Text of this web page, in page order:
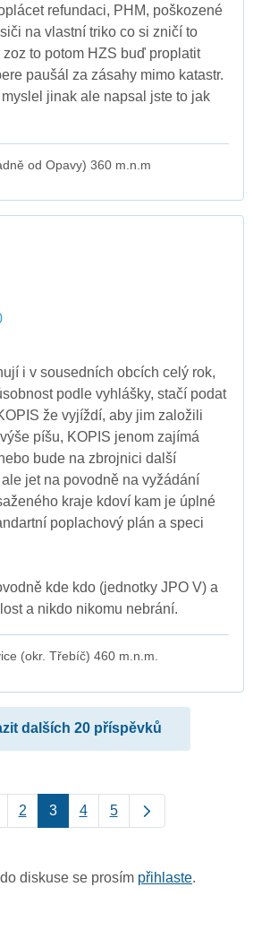
refundaci, PHM, poškozené
na vlastní triko co si zničí to
to potom HZS buď proplatit
paušál za zásahy mimo katastr.
jinak ale napsal jste to jak
od Opavy) 360 m.n.m
i v sousedních obcích celý rok,
podle vyhlášky, stačí podat
že vyjíždí, aby jim založili
píšu, KOPIS jenom zajímá
bude na zbrojnici další
jet na povodně na vyžádání
kraje kdoví kam je úplné
poplachový plán a speci
kde kdo (jednotky JPO V) a
a nikdo nikomu nebrání.
(okr. Třebíč) 460 m.n.m.
dalších 20 příspěvků
2 3 4 5
diskuse se prosím přihlaste.